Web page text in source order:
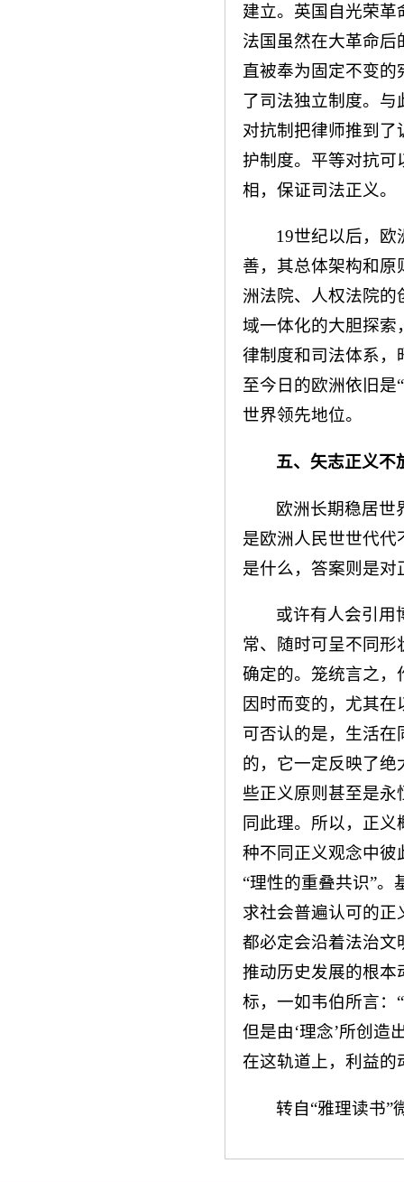
建立。英国自光荣
法国虽然在大革命
直被奉为固定不变的
了司法独立制度。
对抗制把律师推到
护制度。平等对抗可
相，保证司法正义。
19世纪以后，
善，其总体架构和
洲法院、人权法院
域一体化的大胆探索
律制度和司法体系，
至今日的欧洲依旧是
世界领先地位。
五、矢志正义不
欧洲长期稳居世
是欧洲人民世世代
是什么，答案则是对
或许有人会引
常、随时可呈不同
确定的。笼统言之，
因时而变的，尤其
可否认的是，生活
的，它一定反映了
些正义原则甚至是永
同此理。所以，正
种不同正义观念中彼
“理性的重叠共识”
求社会普遍认可的
都必定会沿着法治文
推动历史发展的根本
标，一如韦伯所言：
但是由‘理念’所创造
在这轨道上，利益的
转自“雅理读书”